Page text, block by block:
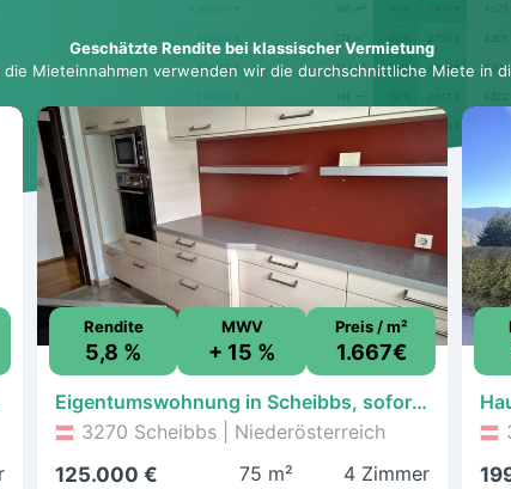
Geschätzte Rendite bei klassischer Vermietung
die Mieteinnahmen verwenden wir die durchschnittliche Miete in
Rendite
5,8 %
MWV
+ 15 %
Preis / m²
1.667€
Eigentumswohnung in Scheibbs, sofort beziehbar!
3270 Scheibbs | Niederösterreich
125.000 €
75 m² 4 Zimmer